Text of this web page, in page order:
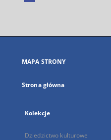
się
karcie
MAPA STRONY
Strona główna
Kolekcje
Dziedzictwo kulturowe